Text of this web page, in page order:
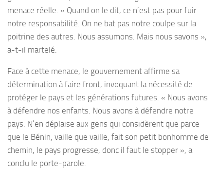
menace réelle. « Quand on le dit, ce n’est pas pour fuir
notre responsabilité. On ne bat pas notre coulpe sur la
poitrine des autres. Nous assumons. Mais nous savons »,
a-t-il martelé.
Face à cette menace, le gouvernement affirme sa
détermination à faire front, invoquant la nécessité de
protéger le pays et les générations futures. « Nous avons
à défendre nos enfants. Nous avons à défendre notre
pays. N’en déplaise aux gens qui considèrent que parce
que le Bénin, vaille que vaille, fait son petit bonhomme de
chemin, le pays progresse, donc il faut le stopper », a
conclu le porte-parole.